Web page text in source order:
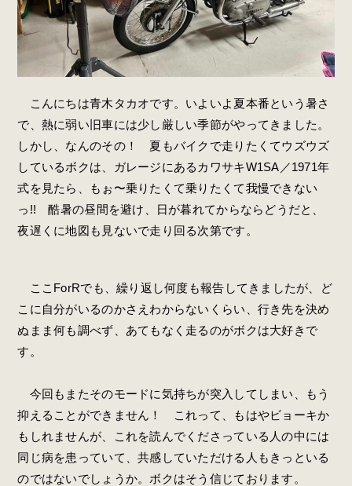
こんにちは青木タカオです。いよいよ夏本番という暑さ
で、熱に弱い旧車には少し厳しい季節がやってきました。
しかし、なんのその！ 夏もバイクで走りたくてウズウズ
しているボクは、ガレージにあるカワサキW1SA／1971年
式を見たら、もぉ〜乗りたくて乗りたくて我慢できない
っ!! 酷暑の昼間を避け、日が暮れてからならどうだと、
夜遅くに地図も見ないで走り回る次第です。
ここForRでも、繰り返し何度も報告してきましたが、ど
こに自分がいるのかさえわからないくらい、行き先を決め
ぬまま何も調べず、あてもなく走るのがボクは大好きで
す。
今回もまたそのモードに気持ちが突入してしまい、もう
抑えることができません！ これって、もはやビョーキか
もしれませんが、これを読んでくださっている人の中には
同じ病を患っていて、共感していただける人もきっといる
のではないでしょうか。ボクはそう信じております。